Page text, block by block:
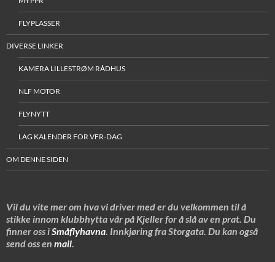
FLYPLASSER
DIVERSE LINKER
KAMERA LILLESTRØM RÅDHUS
NLF MOTOR
FLYNYTT
LAG KALENDER FOR VFR-DAG
OM DENNE SIDEN
Vil du vite mer om hva vi driver med er du velkommen til å
stikke innom klubbhytta vår på Kjeller for å slå av en prat. Du
finner oss iSmåflyhavna. Innkjøring fra Storgata. Du kan også
send oss en mail.